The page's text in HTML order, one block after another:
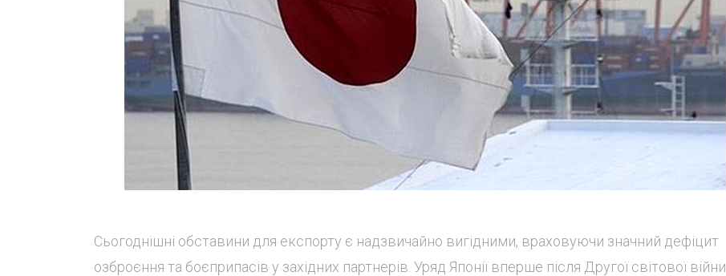
Сьогоднішні обставини для експорту є надзвичайно вигідними, враховуючи значний дефіцит
озброєння та боєприпасів у західних партнерів. Уряд Японії вперше після Другої світової війни